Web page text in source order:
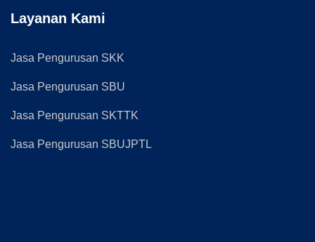
Layanan Kami
Jasa Pengurusan SKK
Jasa Pengurusan SBU
Jasa Pengurusan SKTTK
Jasa Pengurusan SBUJPTL